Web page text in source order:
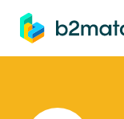
springen